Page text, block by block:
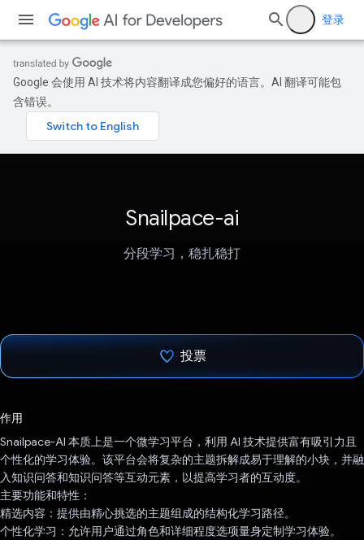
登录
Google 会使用 AI 技术将内容翻译成您偏好的语言。AI 翻译可能包
含错误。
Snailpace-ai
分段学习，稳扎稳打
投票
作用
Snailpace-AI 本质上是一个微学习平台，利用 AI 技术提供富有吸引力且
个性化的学习体验。该平台会将复杂的主题拆解成易于理解的小块，并融
入知识问答和知识问答等互动元素，以提高学习者的互动度。
主要功能和特性：
精选内容：提供由精心挑选的主题组成的结构化学习路径。
个性化学习：允许用户通过角色和详细程度选项量身定制学习体验。